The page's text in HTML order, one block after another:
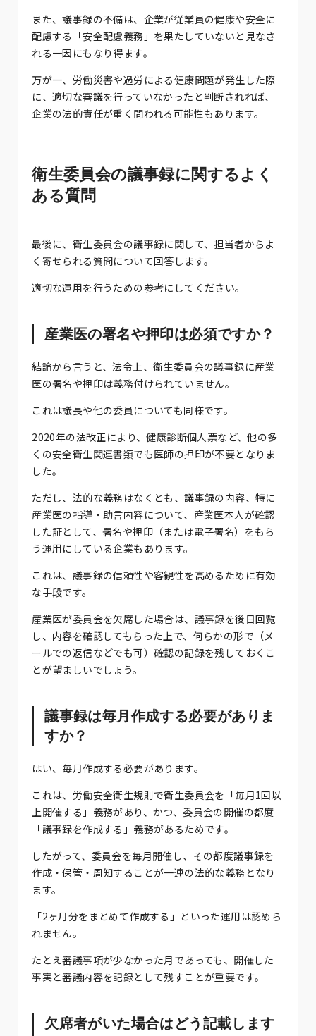
また、議事録の不備は、企業が従業員の健康や安全に
配慮する「安全配慮義務」を果たしていないと見なさ
れる一因にもなり得ます。
万が一、労働災害や過労による健康問題が発生した際
に、適切な審議を行っていなかったと判断されれば、
企業の法的責任が重く問われる可能性もあります。
衛生委員会の議事録に関するよく
ある質問
最後に、衛生委員会の議事録に関して、担当者からよ
く寄せられる質問について回答します。
適切な運用を行うための参考にしてください。
産業医の署名や押印は必須ですか？
結論から言うと、法令上、衛生委員会の議事録に産業
医の署名や押印は義務付けられていません。
これは議長や他の委員についても同様です。
2020年の法改正により、健康診断個人票など、他の多
くの安全衛生関連書類でも医師の押印が不要となりま
した。
ただし、法的な義務はなくとも、議事録の内容、特に
産業医の指導・助言内容について、産業医本人が確認
した証として、署名や押印（または電子署名）をもら
う運用にしている企業もあります。
これは、議事録の信頼性や客観性を高めるために有効
な手段です。
産業医が委員会を欠席した場合は、議事録を後日回覧
し、内容を確認してもらった上で、何らかの形で（メ
ールでの返信などでも可）確認の記録を残しておくこ
とが望ましいでしょう。
議事録は毎月作成する必要がありま
すか？
はい、毎月作成する必要があります。
これは、労働安全衛生規則で衛生委員会を「毎月1回以
上開催する」義務があり、かつ、委員会の開催の都度
「議事録を作成する」義務があるためです。
したがって、委員会を毎月開催し、その都度議事録を
作成・保管・周知することが一連の法的な義務となり
ます。
「2ヶ月分をまとめて作成する」といった運用は認めら
れません。
たとえ審議事項が少なかった月であっても、開催した
事実と審議内容を記録として残すことが重要です。
欠席者がいた場合はどう記載します